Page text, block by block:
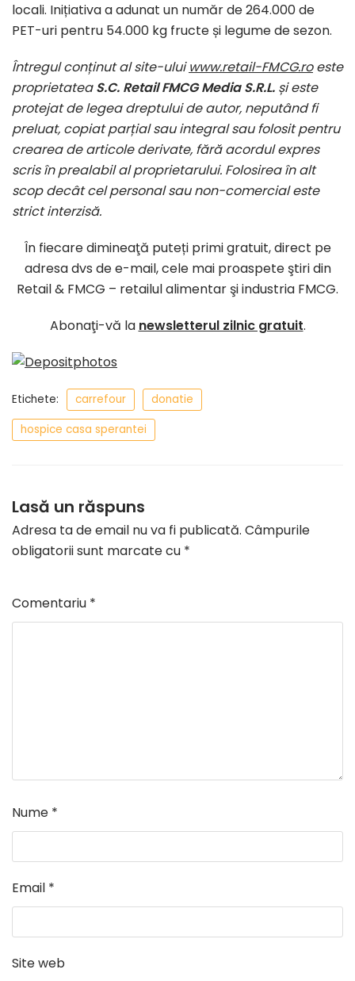
locali. Inițiativa a adunat un număr de 264.000 de
PET-uri pentru 54.000 kg fructe și legume de sezon.
Întregul conținut al site-uluiwww.retail-FMCG.roeste
proprietateaS.C. Retail FMCG Media S.R.L. și este
protejat de legea dreptului de autor, neputând fi
preluat, copiat parțial sau integral sau folosit pentru
crearea de articole derivate, fără acordul expres
scris în prealabil al proprietarului. Folosirea în alt
scop decât cel personal sau non-comercial este
strict interzisă.
În fiecare dimineaţă puteți primi gratuit, direct pe
adresa dvs de e-mail, cele mai proaspete ştiri din
Retail & FMCG – retailul alimentar şi industria FMCG.
Abonaţi-vă la newsletterul zilnic gratuit.
Etichete: carrefour
donatie
hospice casa sperantei
Lasă un răspuns
Adresa ta de email nu va fi publicată. Câmpurile
obligatorii sunt marcate cu *
Comentariu *
Nume *
Email *
Site web